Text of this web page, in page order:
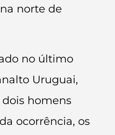
norte de
no último
Uruguai,
homens
ocorrência, os